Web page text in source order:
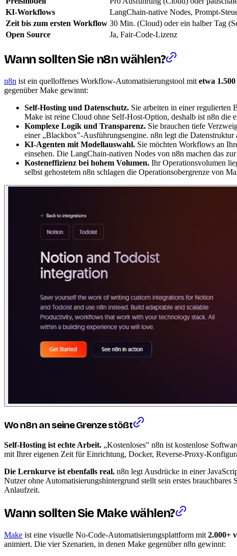
KI-Workflows
LangChain-native Nodes, Prompt-
Zeit bis zum ersten Workflow 30 Min. (Cloud) oder ein halber Tag
Open Source
Ja, Fair-Code-Lizenz
Wann sollten Sie n8n wählen?
n8n ist ein quelloffenes Workflow-Automatisierungstool mit etwa
gegenüber Make gewinnt:
Self-Hosting und Datenschutz. Sie arbeiten in einer regulierten
Make ist reine Cloud ohne Self-Host-Option, deshalb ist n8n
Komplexe Logik und Transparenz. Sie brauchen tiefe
einer „Blackbox"-Ausführungsengine. n8n legt die
KI-Agenten mit Modellauswahl. Sie möchten Workflows an
einsehen. Die LangChain-nativen Nodes von n8n machen das
Kosteneffizienz bei hohem Volumen. Ihr Operationsvolumen
selbst gehostetem n8n schlagen die Operationsobergrenze von
Wo n8n an seine Grenze stößt
Self-Hosting ist echte Arbeit. „Kostenloses" n8n ist kostenlose
mit Ihrer eigenen Zeit für Einrichtung, Docker, Reverse-Proxy-
Die Lernkurve ist ebenfalls real. n8n legt Ausdrücke in einer
Nutzer ohne Automatisierungshintergrund stellt sein erstes
Anlaufzeit.
Wann sollten Sie Make wählen?
Make ist eine visuelle No-Code-Automatisierungsplattform mit 2.000+
animiert. Die vier Szenarien, in denen Make gegenüber n8n gewinnt: